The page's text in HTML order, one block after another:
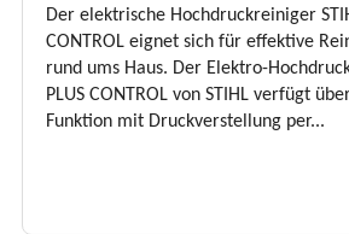
Der elektrische Hochdruckreiniger
CONTROL eignet sich für effektive
rund ums Haus. Der Elektro-
PLUS CONTROL von STIHL verfügt
Funktion mit Druckverstellung per...